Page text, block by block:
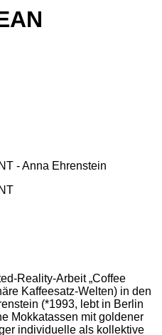
- Anna Ehrenstein
Reality-Arbeit „Coffee
Kaffeesatz-Welten) in den
(*1993, lebt in Berlin
Mokkatassen mit goldener
individuelle als kollektive